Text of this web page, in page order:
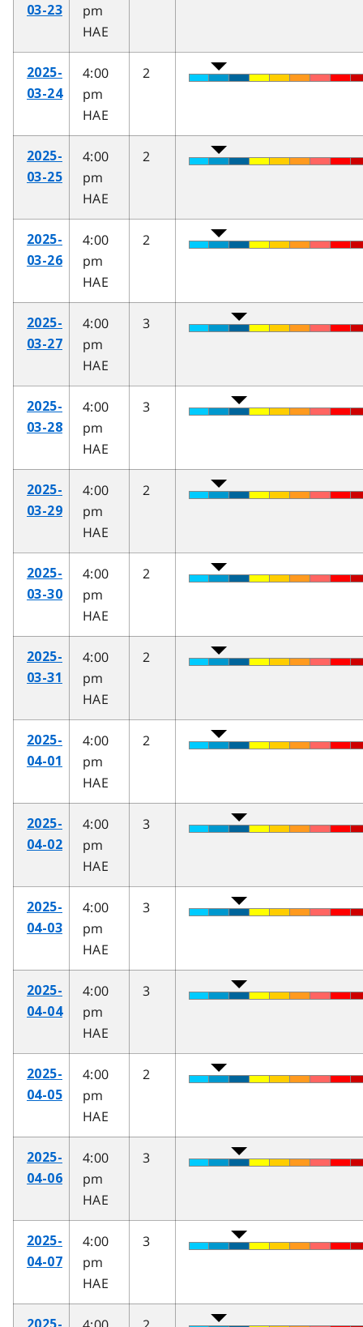
03-23
pm
HAE
2025-
03-24
4:00
pm
HAE
2
2025-
03-25
4:00
pm
HAE
2
2025-
03-26
4:00
pm
HAE
2
2025-
03-27
4:00
pm
HAE
3
2025-
03-28
4:00
pm
HAE
3
2025-
03-29
4:00
pm
HAE
2
2025-
03-30
4:00
pm
HAE
2
2025-
03-31
4:00
pm
HAE
2
2025-
04-01
4:00
pm
HAE
2
2025-
04-02
4:00
pm
HAE
3
2025-
04-03
4:00
pm
HAE
3
2025-
04-04
4:00
pm
HAE
3
2025-
04-05
4:00
pm
HAE
2
2025-
04-06
4:00
pm
HAE
3
2025-
04-07
4:00
pm
HAE
3